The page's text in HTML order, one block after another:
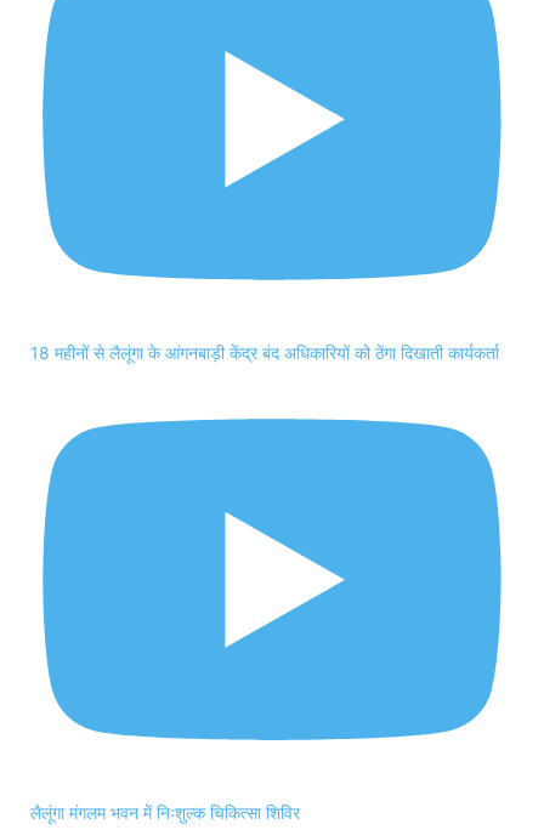
18 महीनों से लैलूंगा के आंगनबाड़ी केंद्र बंद अधिकारियों को ठेंगा दिखाती कार्यकर्ता
लैलूंगा मंगलम भवन में निःशुल्क चिकित्सा शिविर